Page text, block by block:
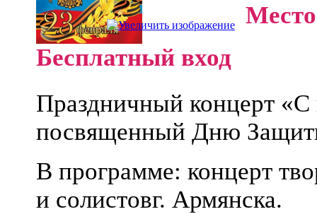
Бесплатный вход
Праздничный концерт
посвященный Дню
В программе: концерт
и солистовг. Армянска.